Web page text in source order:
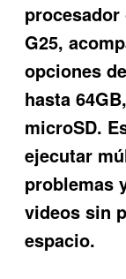
procesador
G25,
opciones
hasta
microSD.
ejecutar
problemas
videos sin
espacio.